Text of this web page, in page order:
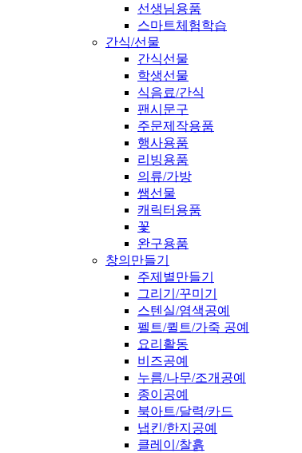
선생님용품
스마트체험학습
간식/선물
간식선물
학생선물
식음료/간식
팬시문구
주문제작용품
행사용품
리빙용품
의류/가방
쌤선물
캐릭터용품
꽃
완구용품
창의만들기
주제별만들기
그리기/꾸미기
스텐실/염색공예
펠트/퀼트/가죽 공예
요리활동
비즈공예
누름/나무/조개공예
종이공예
북아트/달력/카드
냅킨/한지공예
클레이/찰흙